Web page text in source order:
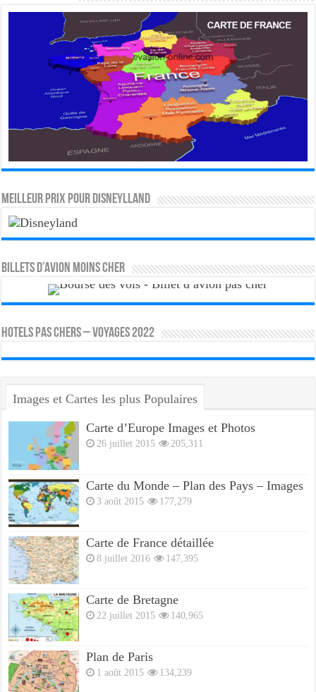
MEILLEUR PRIX POUR DISNEYLLAND
Billets d’avion moins cher
HOTELS PAS CHERS – VOYAGES 2022
Images et Cartes les plus Populaires
Carte d’Europe Images et Photos
26 juillet 2015 205,311
Carte du Monde – Plan des Pays – Images
3 août 2015 177,279
Carte de France détaillée
8 juillet 2016 147,395
Carte de Bretagne
22 juillet 2015 140,965
Plan de Paris
1 août 2015 134,239